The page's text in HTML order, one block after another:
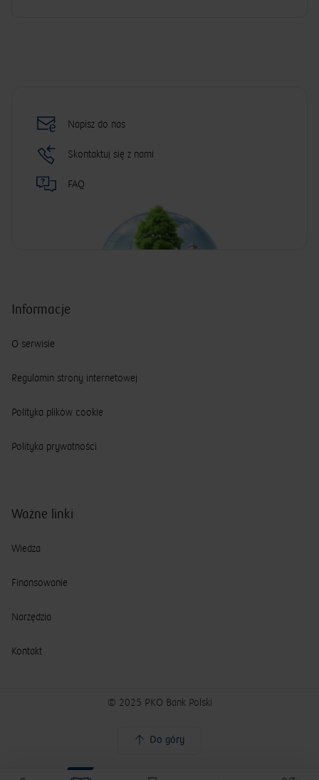
Napisz do nas
Skontaktuj się z nami
FAQ
Informacje
O serwisie
Regulamin strony internetowej
Polityka plików cookie
Polityka prywatności
Ważne linki
Wiedza
Finansowanie
Narzędzia
Kontakt
© 2025 PKO Bank Polski
Do góry